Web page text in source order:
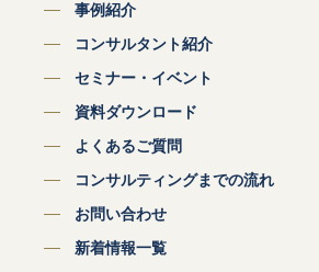
事例紹介
コンサルタント紹介
セミナー・イベント
資料ダウンロード
よくあるご質問
コンサルティングまでの流れ
お問い合わせ
新着情報一覧